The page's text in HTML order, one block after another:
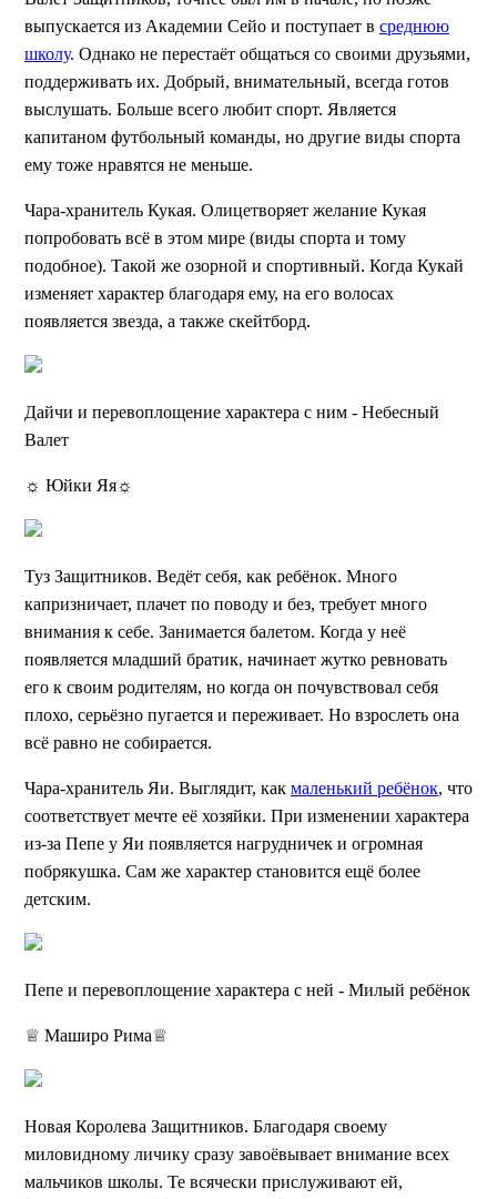
выпускается из Академии Сейо и поступает в среднюю
школу. Однако не перестаёт общаться со своими друзьями,
поддерживать их. Добрый, внимательный, всегда готов
выслушать. Больше всего любит спорт. Является
капитаном футбольный команды, но другие виды спорта
ему тоже нравятся не меньше.
Чара-хранитель Кукая. Олицетворяет желание Кукая
попробовать всё в этом мире (виды спорта и тому
подобное). Такой же озорной и спортивный. Когда Кукай
изменяет характер благодаря ему, на его волосах
появляется звезда, а также скейтборд.
Дайчи и перевоплощение характера с ним - Небесный
Валет
☼ Юйки Яя☼
Туз Защитников. Ведёт себя, как ребёнок. Много
капризничает, плачет по поводу и без, требует много
внимания к себе. Занимается балетом. Когда у неё
появляется младший братик, начинает жутко ревновать
его к своим родителям, но когда он почувствовал себя
плохо, серьёзно пугается и переживает. Но взрослеть она
всё равно не собирается.
Чара-хранитель Яи. Выглядит, как маленький ребёнок, что
соответствует мечте её хозяйки. При изменении характера
из-за Пепе у Яи появляется нагрудничек и огромная
побрякушка. Сам же характер становится ещё более
детским.
Пепе и перевоплощение характера с ней - Милый ребёнок
♕ Маширо Рима♕
Новая Королева Защитников. Благодаря своему
миловидному личику сразу завоёвывает внимание всех
мальчиков школы. Те всячески прислуживают ей,